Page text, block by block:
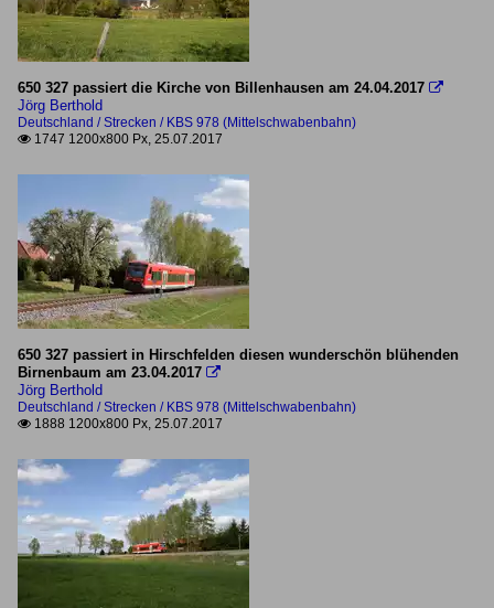
650 327 passiert die Kirche von Billenhausen am 24.04.2017 
Jörg Berthold
Deutschland / Strecken / KBS 978 (Mittelschwabenbahn)
 1747 1200x800 Px, 25.07.2017
650 327 passiert in Hirschfelden diesen wunderschön blühenden
Birnenbaum am 23.04.2017 
Jörg Berthold
Deutschland / Strecken / KBS 978 (Mittelschwabenbahn)
 1888 1200x800 Px, 25.07.2017